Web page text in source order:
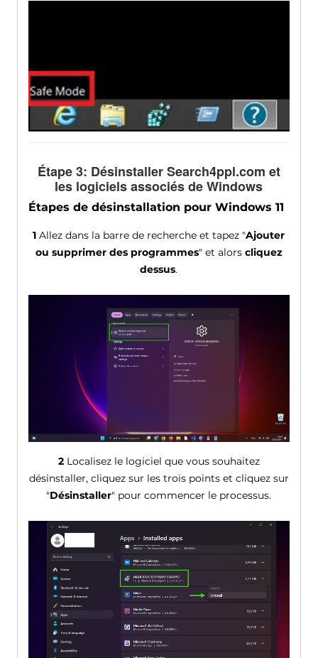
Étape 3: Désinstaller Search4ppl.com et
les logiciels associés de Windows
Étapes de désinstallation pour Windows 11
1 Allez dans la barre de recherche et tapez "Ajouter
ou supprimer des programmes" et alors cliquez
dessus.
2Localisez le logiciel que vous souhaitez
désinstaller, cliquez sur les trois points et cliquez sur
"Désinstaller" pour commencer le processus.